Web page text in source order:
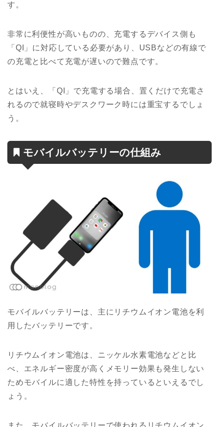
す。
非常に利便性が高いものの、充電するデバイス側も
「QI」に対応している必要があり、USBなどの有線で
の充電と比べて充電が遅いので難点です。
とはいえ、「QI」で充電する場合、置くだけで充電さ
れるので就寝時やデスクワーク時には重宝するでしょ
う。
モバイルバッテリーの仕組み
モバイルバッテリーは、主にリチウムイオン電池を利
用したバッテリーです。
リチウムイオン電池は、ニッケル水素電池などと比
べ、エネルギー密度が高くメモリー効果も発生しない
ためモバイルに適した特性を持っているといえるでし
ょう。